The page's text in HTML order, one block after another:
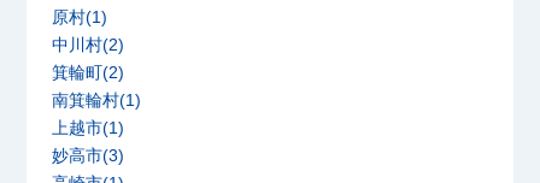
原村(1)
中川村(2)
箕輪町(2)
南箕輪村(1)
上越市(1)
妙高市(3)